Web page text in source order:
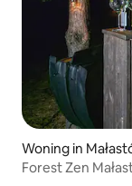
Woning in
Forest Zen